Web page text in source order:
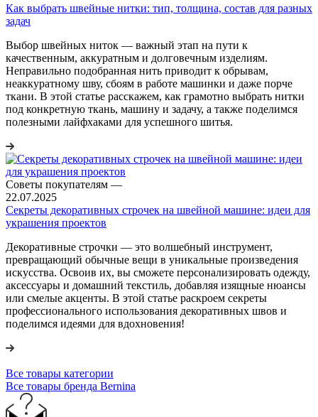
Как выбрать швейные нитки: тип, толщина, состав для разных
задач
Выбор швейных ниток — важный этап на пути к
качественным, аккуратным и долговечным изделиям.
Неправильно подобранная нить приводит к обрывам,
неаккуратному шву, сбоям в работе машинки и даже порче
ткани. В этой статье расскажем, как грамотно выбрать нитки
под конкретную ткань, машину и задачу, а также поделимся
полезными лайфхаками для успешного шитья.
Советы покупателям —
22.07.2025
Секреты декоративных строчек на швейной машине: идеи для
украшения проектов
Декоративные строчки — это волшебный инструмент,
превращающий обычные вещи в уникальные произведения
искусства. Освоив их, вы сможете персонализировать одежду,
аксессуары и домашний текстиль, добавляя изящные нюансы
или смелые акценты. В этой статье раскроем секреты
профессионального использования декоративных швов и
поделимся идеями для вдохновения!
Все товары категории
Все товары бренда Bernina